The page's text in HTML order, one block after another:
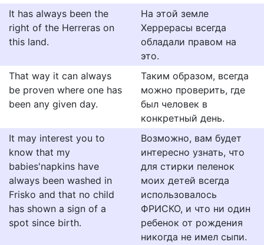
It has always been the
right of the Herreras on
this land.
На этой земле
Херрерасы всегда
обладали правом на
это.
That way it can always
be proven where one has
been any given day.
Таким образом, всегда
можно проверить, где
был человек в
конкретный день.
It may interest you to
know that my
babies'napkins have
always been washed in
Frisko and that no child
has shown a sign of a
spot since birth.
Возможно, вам будет
интересно узнать, что
для стирки пеленок
моих детей всегда
использовалось
ФРИСКО, и что ни один
ребенок от рождения
никогда не имел сыпи.